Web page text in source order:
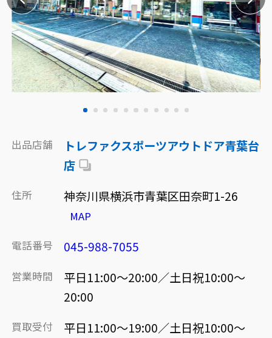
出品店舗
トレファクスポーツアウトドア青葉台
店
住所 神奈川県横浜市青葉区田奈町1-26
MAP
電話番号 045-988-7055
営業時間
平日11:00～20:00／土日祝10:00～
20:00
買取受付
平日11:00～19:00／土日祝10:00～